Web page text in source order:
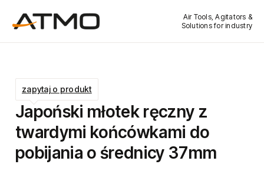
Air Tools, Agitators &
Solutions for industry
Japoński młotek ręczny z
twardymi końcówkami do
pobijania o średnicy 37mm
zapytaj o produkt